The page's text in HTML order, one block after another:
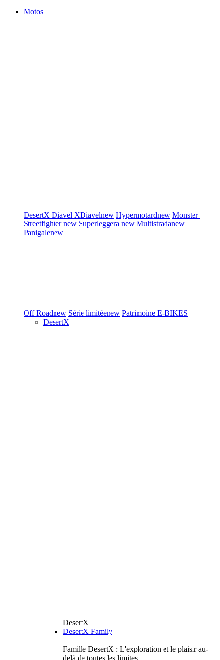
Motos
DesertX Diavel XDiavelnew Hypermotardnew Monster
Streetfighternew Superleggera new Multistradanew
Panigalenew
Off Roadnew Série limitéenew Patrimoine E-BIKES
DesertX
DesertX
DesertX Family
Famille DesertX : L'exploration et le plaisir au-
delà de toutes les limites.